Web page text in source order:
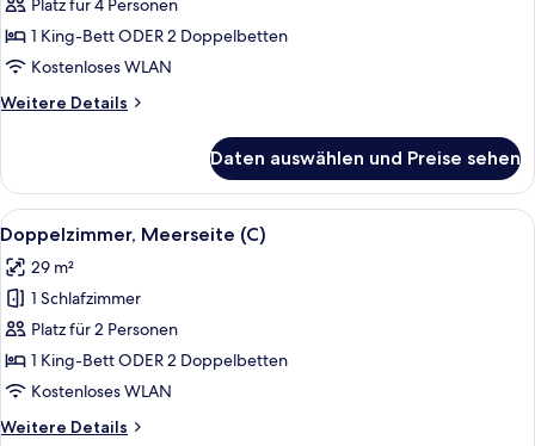
Meerblick
(C)
anzeigen
Platz für 4 Personen
1 King-Bett ODER 2 Doppelbetten
Kostenloses WLAN
Weitere Details
Weitere
Meerblick
(C)
Daten auswählen und Preise sehen
Alle
Fotos
für
Doppelzimmer,
Meerseite
(C)
anzeigen
Ein Hotelzimmer mit einem großen
7
Doppelzimmer, Meerseite (C)
29 m²
1 Schlafzimmer
Platz für 2 Personen
1 King-Bett ODER 2 Doppelbetten
Kostenloses WLAN
Weitere Details
Weitere